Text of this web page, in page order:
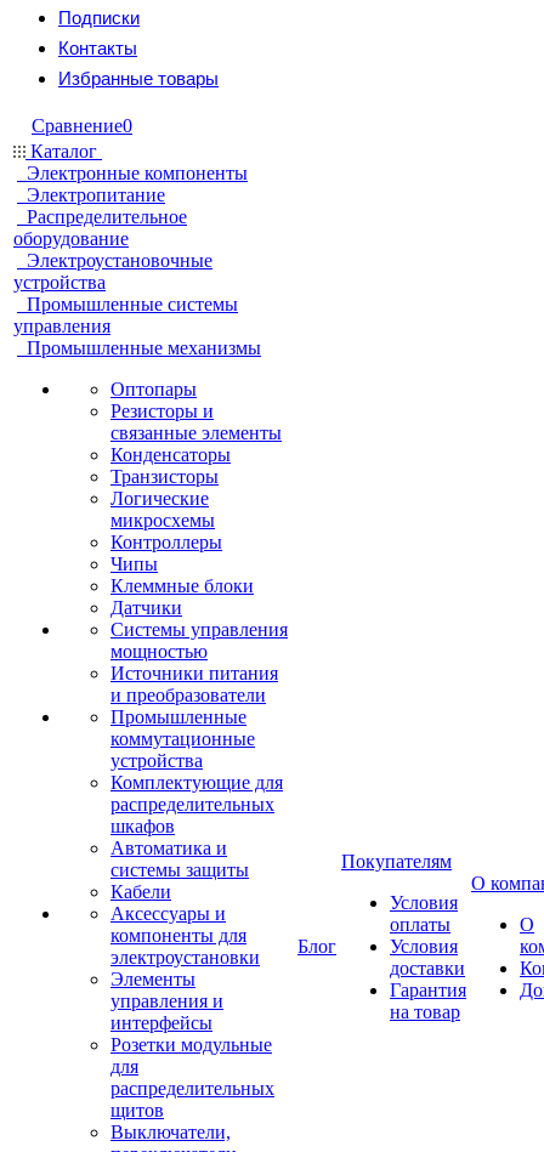
Подписки
Контакты
Избранные товары
Сравнение0
Каталог
Электронные компоненты
Электропитание
Распределительное
оборудование
Электроустановочные
устройства
Промышленные системы
управления
Промышленные механизмы
Оптопары
Резисторы и
связанные элементы
Конденсаторы
Транзисторы
Логические
микросхемы
Контроллеры
Чипы
Клеммные блоки
Датчики
Системы управления
мощностью
Источники питания
и преобразователи
Промышленные
коммутационные
устройства
Комплектующие для
распределительных
шкафов
Автоматика и
системы защиты
Кабели
Аксессуары и
компоненты для
электроустановки
Элементы
управления и
интерфейсы
Розетки модульные
для
распределительных
щитов
Выключатели,
Блог
Покупателям
Условия
оплаты
Условия
доставки
Гарантия
на товар
О
О